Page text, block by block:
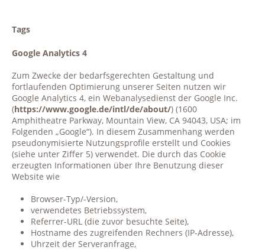
Tags
Google Analytics 4
Zum Zwecke der bedarfsgerechten Gestaltung und
fortlaufenden Optimierung unserer Seiten nutzen wir
Google Analytics 4, ein Webanalysedienst der Google Inc.
(https://www.google.de/intl/de/about/) (1600
Amphitheatre Parkway, Mountain View, CA 94043, USA; im
Folgenden „Google“). In diesem Zusammenhang werden
pseudonymisierte Nutzungsprofile erstellt und Cookies
(siehe unter Ziffer 5) verwendet. Die durch das Cookie
erzeugten Informationen über Ihre Benutzung dieser
Website wie
Browser-Typ/-Version,
verwendetes Betriebssystem,
Referrer-URL (die zuvor besuchte Seite),
Hostname des zugreifenden Rechners (IP-Adresse),
Uhrzeit der Serveranfrage,